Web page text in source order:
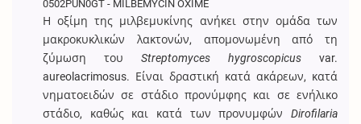
0502PUN0GT - MILBEMYCIN OXIME
Η οξίμη της μιλβεμυκίνης ανήκει στην ομάδα των
μακροκυκλικών λακτονών, απομονωμένη από τη
ζύμωση του Streptomyces hygroscopicusvar.
aureolacrimosus. Είναι δραστική κατά ακάρεων, κατά
νηματοειδών σε στάδιο προνύμφης και σε ενήλικο
στάδιο, καθώς και κατά των προνυμφών Dirofilaria